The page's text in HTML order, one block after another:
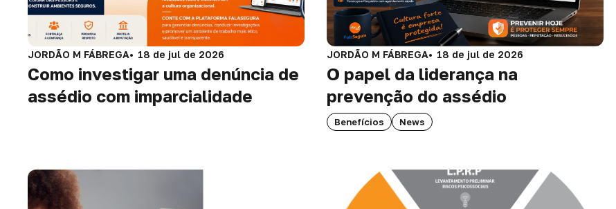
JORDÃO M FÁBREGA 18 de jul de 2026
Como investigar uma denúncia de
assédio com imparcialidade
JORDÃO M FÁBREGA 18 de jul de 2026
O papel da liderança na
prevenção do assédio
Benefícios News